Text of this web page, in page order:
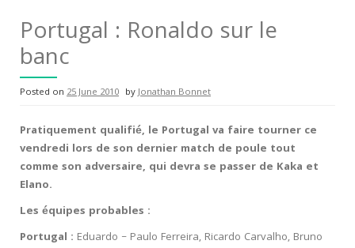
Portugal : Ronaldo sur le
banc
Posted on 25 June 2010 byJonathan Bonnet
Pratiquement qualifié, le Portugal va faire tourner ce
vendredi lors de son dernier match de poule tout
comme son adversaire, qui devra se passer de Kaka et
Elano.
Les équipes probables :
Portugal : Eduardo – Paulo Ferreira, Ricardo Carvalho, Bruno